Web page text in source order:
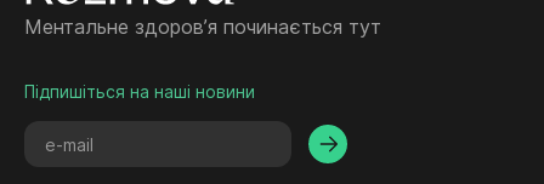
Ментальне здоровʼя починається тут
Підпишіться на наші новини